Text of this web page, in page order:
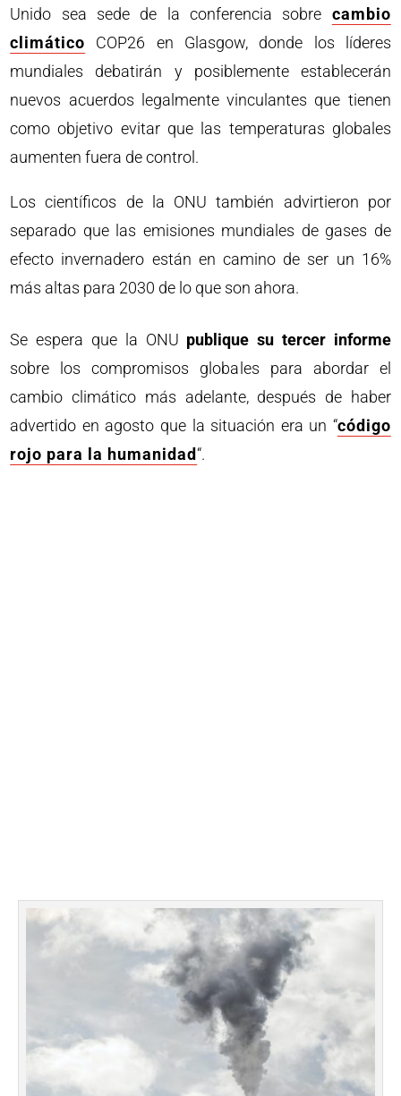
Unido sea sede de la conferencia sobre cambio
climático COP26 en Glasgow, donde los líderes
mundiales debatirán y posiblemente establecerán
nuevos acuerdos legalmente vinculantes que tienen
como objetivo evitar que las temperaturas globales
aumenten fuera de control.
Los científicos de la ONU también advirtieron por
separado que las emisiones mundiales de gases de
efecto invernadero están en camino de ser un 16%
más altas para 2030 de lo que son ahora.
Se espera que la ONU publique su tercer informe
sobre los compromisos globales para abordar el
cambio climático más adelante, después de haber
advertido en agosto que la situación era un “código
rojo para la humanidad“.